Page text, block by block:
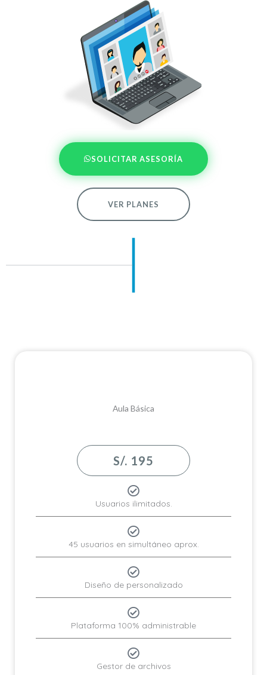
SOLICITAR ASESORÍA
VER PLANES
Aula Básica
S/. 195
Usuarios ilimitados.
45 usuarios en simultáneo aprox.
Diseño de personalizado
Plataforma 100% administrable
Gestor de archivos